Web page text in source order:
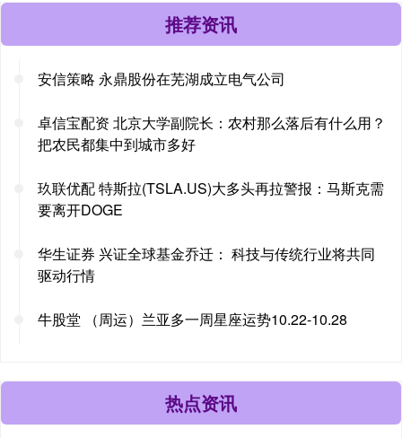
推荐资讯
安信策略 永鼎股份在芜湖成立电气公司
卓信宝配资 北京大学副院长：农村那么落后有什么用？
把农民都集中到城市多好
玖联优配 特斯拉(TSLA.US)大多头再拉警报：马斯克需
要离开DOGE
华生证券 兴证全球基金乔迁： 科技与传统行业将共同
驱动行情
牛股堂 （周运）兰亚多一周星座运势10.22-10.28
热点资讯